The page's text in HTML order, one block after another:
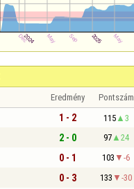
Eredmény Pontszám
1 - 2 115 3
2 - 0 97 24
0 - 1 103 -6
0 - 3 133 -30